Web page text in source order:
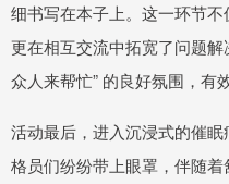
细书写在本子上。这一环节
更在相互交流中拓宽了问题解
众人来帮忙” 的良好氛围，有
活动最后，进入沉浸式的催
格员们纷纷带上眼罩，伴随